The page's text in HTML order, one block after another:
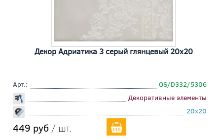
Декор Адриатика 3 серый глянцевый 20x20
Арт.:
OS/D332/5306
Декоративные элементы
20x20
449 руб / шт.